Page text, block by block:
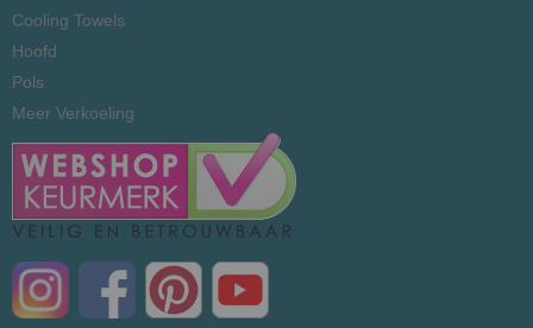
Cooling Towels
Hoofd
Pols
Meer Verkoeling